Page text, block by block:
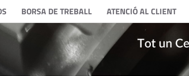
BORSA DE TREBALL ATENCIÓ AL CLIENT